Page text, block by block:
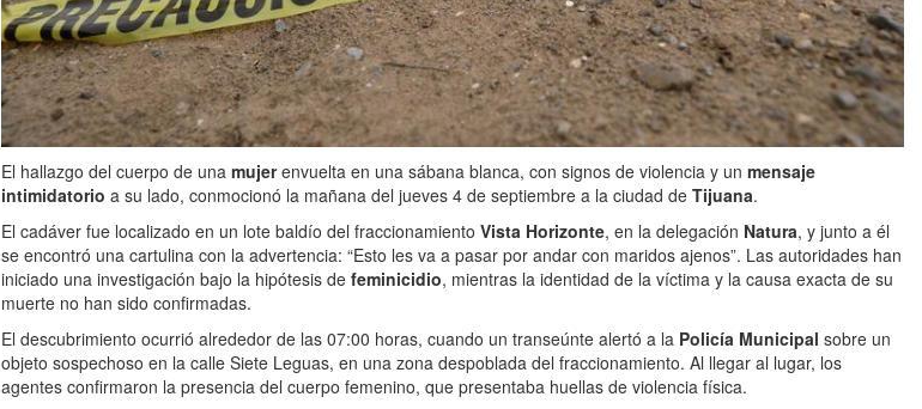
El hallazgo del cuerpo de una mujerenvuelta en una sábana blanca, con signos de violencia y un mensaje
intimidatorio a su lado, conmocionó la mañana del jueves 4 de septiembre a la ciudad de Tijuana.
El cadáver fue localizado en un lote baldío del fraccionamiento Vista Horizonte, en la delegación Natura, y junto a él
se encontró una cartulina con la advertencia: “Esto les va a pasar por andar con maridos ajenos”. Las autoridades han
iniciado una investigación bajo la hipótesis de feminicidio, mientras la identidad de la víctima y la causa exacta de su
muerte no han sido confirmadas.
El descubrimiento ocurrió alrededor de las 07:00 horas, cuando un transeúnte alertó a la Policía Municipal sobre un
objeto sospechoso en la calle Siete Leguas, en una zona despoblada del fraccionamiento. Al llegar al lugar, los
agentes confirmaron la presencia del cuerpo femenino, que presentaba huellas de violencia física.